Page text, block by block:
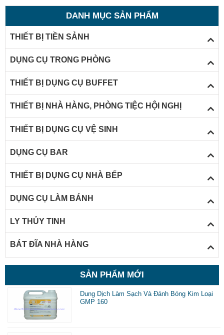
DANH MỤC SẢN PHẨM
THIẾT BỊ TIỀN SẢNH
DỤNG CỤ TRONG PHÒNG
THIẾT BỊ DỤNG CỤ BUFFET
THIẾT BỊ NHÀ HÀNG, PHÒNG TIỆC HỘI NGHỊ
THIẾT BỊ DỤNG CỤ VỆ SINH
DỤNG CỤ BAR
THIẾT BỊ DỤNG CỤ NHÀ BẾP
DỤNG CỤ LÀM BÁNH
LY THỦY TINH
BÁT ĐĨA NHÀ HÀNG
SẢN PHẨM MỚI
Dung Dịch Làm Sạch Và Đánh Bóng Kim Loại
GMP 160